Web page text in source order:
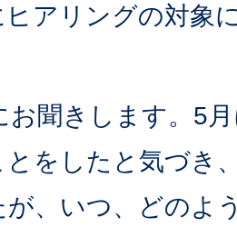
アリングの対象
聞きします。5
をしたと気づき
が、いつ、どのよ